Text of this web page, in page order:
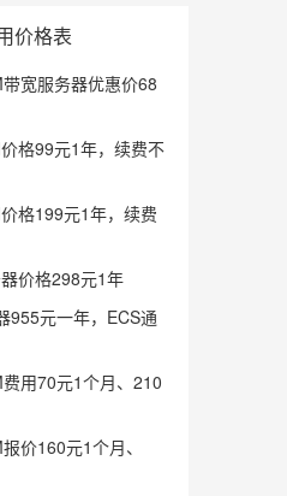
价格表
宽服务器优惠价68
格99元1年，续费不
格199元1年，续费
价格298元1年
955元一年，ECS通
用70元1个月、210
价160元1个月、